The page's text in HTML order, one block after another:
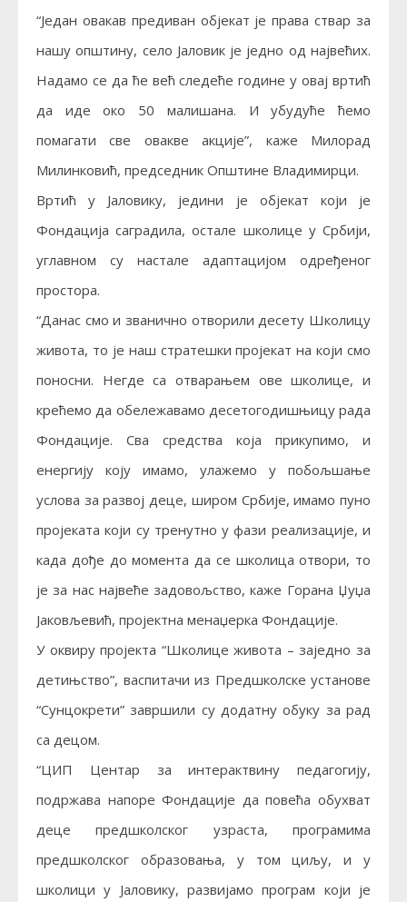
“Један овакав предиван објекат је права ствар за
нашу општину, село Јаловик је једно од највећих.
Надамо се да ће већ следеће године у овај вртић
да иде око 50 малишана. И убудуће ћемо
помагати све овакве акције”, каже Милорад
Милинковић, председник Општине Владимирци.
Вртић у Јаловику, једини је објекат који је
Фондација саградила, остале школице у Србији,
углавном су настале адаптацијом одређеног
простора.
“Данас смо и званично отворили десету Школицу
живота, то је наш стратешки пројекат на који смо
поносни. Негде са отварањем ове школице, и
крећемо да обележавамо десетогодишњицу рада
Фондације. Сва средства која прикупимо, и
енергију коју имамо, улажемо у побољшање
услова за развој деце, широм Србије, имамо пуно
пројеката који су тренутно у фази реализације, и
када дође до момента да се школица отвори, то
је за нас највеће задовољство, каже Горана Џуџа
Јаковљевић, пројектна менаџерка Фондације.
У оквиру пројекта “Школице живота – заједно за
детињство”, васпитачи из Предшколске установе
“Сунцокрети” завршили су додатну обуку за рад
са децом.
“ЦИП Центар за интерактвину педагогију,
подржава напоре Фондације да повећа обухват
деце предшколског узраста, програмима
предшколског образовања, у том циљу, и у
школици у Јаловику, развијамо програм који је